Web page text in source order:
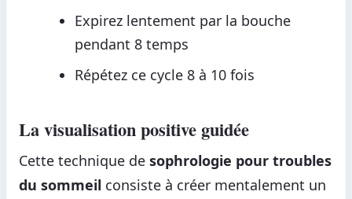
Expirez lentement par la bouche
pendant 8 temps
Répétez ce cycle 8 à 10 fois
La visualisation positive guidée
Cette technique de sophrologie pour troubles
du sommeil consiste à créer mentalement un